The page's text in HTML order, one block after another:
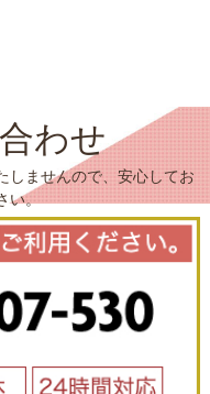
わせ
しませんので、安心してお
い。